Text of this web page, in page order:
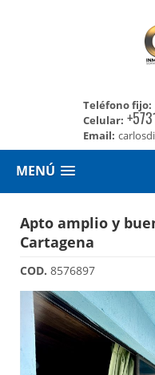
Teléfono fijo:
Celular:
Email:
MENÚ
Apto amplio y
Cartagena
COD. 8576897